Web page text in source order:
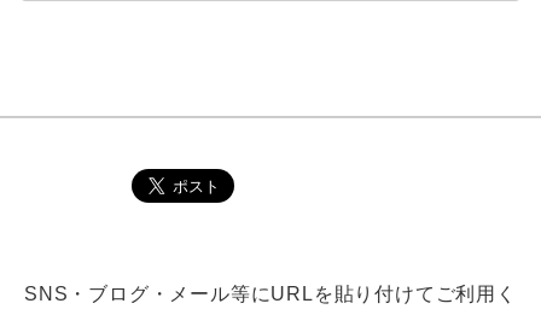
SNS・ブログ・メール等にURLを貼り付けてご利用く